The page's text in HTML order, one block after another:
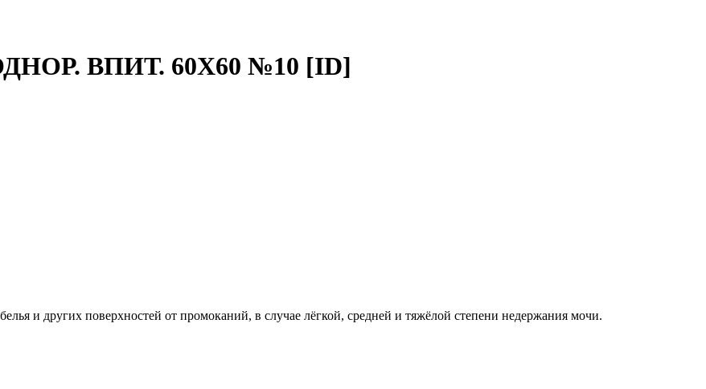
ВПИТ. 60Х60 №10 [ID]
и других поверхностей от промоканий, в случае лёгкой, средней и тяжёлой степени недержания мочи.